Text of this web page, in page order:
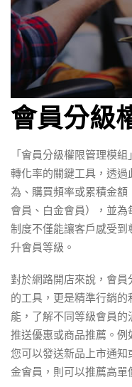
會員分級
「會員分級權限管理模
轉化率的關鍵工具，透
為、購買頻率或累積金
會員、白金會員），並
制度不僅能讓客戶感受
升會員等級。
對於網路開店來說，會
的工具，更是精準行銷
能，了解不同等級會員
推送優惠或商品推薦。例
您可以發送新品上市通
金會員，則可以推薦高單